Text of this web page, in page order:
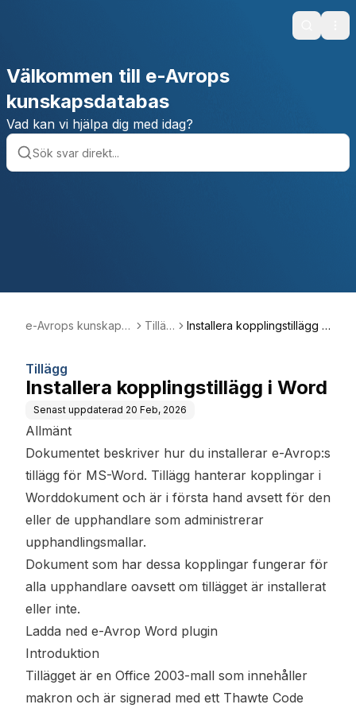
Search
Välkommen till e-Avrops
kunskapsdatabas
Vad kan vi hjälpa dig med idag?
e-Avrops kunskaps
Tilläg
Installera kopplingstillägg i
Tillägg
Installera kopplingstillägg i Word
Senast uppdaterad 20 Feb, 2026
Allmänt
Dokumentet beskriver hur du installerar e-Avrop:s
tillägg för MS-Word. Tillägg hanterar kopplingar i
Worddokument och är i första hand avsett för den
eller de upphandlare som administrerar
upphandlingsmallar.
Dokument som har dessa kopplingar fungerar för
alla upphandlare oavsett om tillägget är installerat
eller inte.
Ladda ned e-Avrop Word plugin
Introduktion
Tillägget är en Office 2003-mall som innehåller
makron och är signerad med ett Thawte Code